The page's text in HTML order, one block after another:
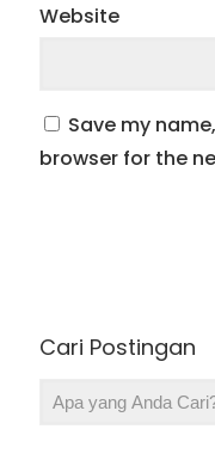
Website
Save my
browser for the
Cari Postingan